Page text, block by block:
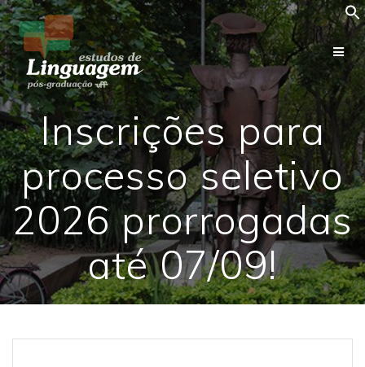
Skip
to
content
Inscrições para
processo seletivo
2026 prorrogadas
até 07/09!